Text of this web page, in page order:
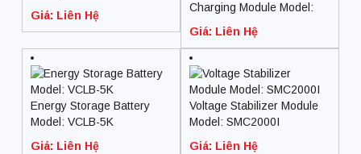
Giá: Liên Hệ
Charging Module Model:
BC80-4815A
Giá: Liên Hệ
Energy Storage Battery
Model: VCLB-5K
Giá: Liên Hệ
Voltage Stabilizer Module
Model: SMC2000I
Giá: Liên Hệ